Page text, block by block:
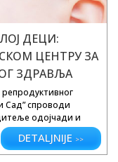
ДЕЦИ:
ЦЕНТРУ ЗА
ЗДРАВЉА
спроводи
одојчади и
пружања прве
у кризним
DETALJNIJE >>